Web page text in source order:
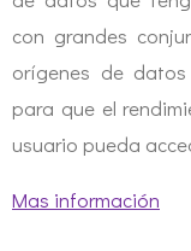
con grandes
orígenes de
para que el
usuario pueda
Mas información